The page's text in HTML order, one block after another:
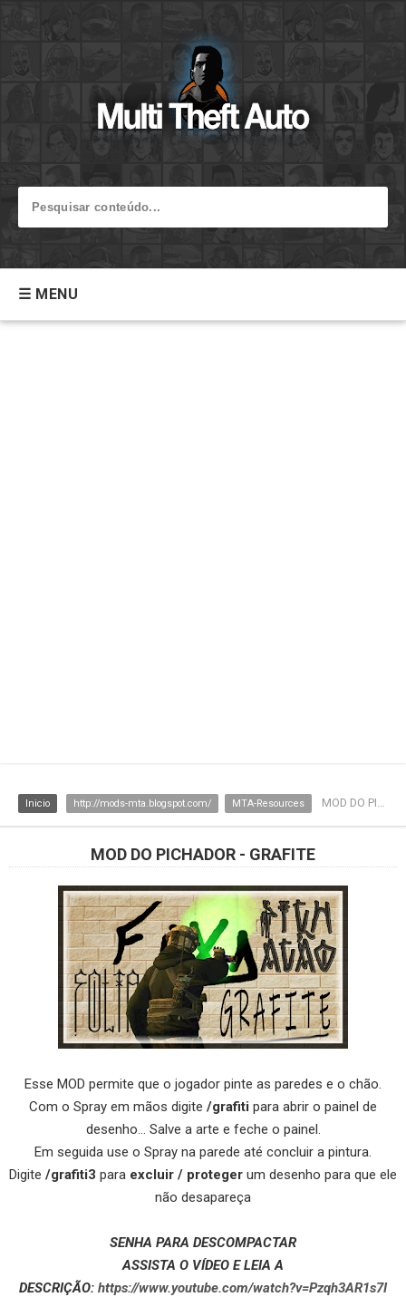
☰ MENU
Inicio http://mods-mta.blogspot.com/ MTA-Resources MOD DO PICHADOR - GRAFITE
MOD DO PICHADOR - GRAFITE
Esse MOD permite que o jogador pinte as paredes e o chão.
Com o Spray em mãos digite /grafiti para abrir o painel de
desenho... Salve a arte e feche o painel.
Em seguida use o Spray na parede até concluir a pintura.
Digite /grafiti3 para excluir / proteger um desenho para que ele
não desapareça
SENHA PARA DESCOMPACTAR
ASSISTA O VÍDEO E LEIA A
DESCRIÇÃO: https://www.youtube.com/watch?v=Pzqh3AR1s7I